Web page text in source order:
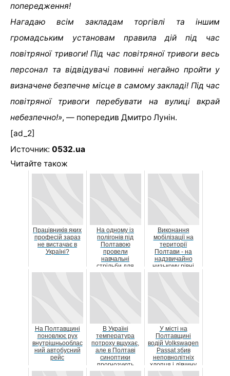
попередження!
Нагадаю всім закладам торгівлі та іншим
громадським установам правила дій під час
повітряної тривоги! Під час повітряної тривоги весь
персонал та відвідувачі повинні негайно пройти у
визначене безпечне місце в самому закладі! Під час
повітряної тривоги перебувати на вулиці вкрай
небезпечно!», — попередив Дмитро Лунін.
[ad_2]
Источник: 0532.ua
Читайте також
Працівників яких
професій зараз
не вистачає в
Україні?
На одному із
полігонів під
Полтавою
провели
навчальні
стрільби для
снайперів із ТрО
Виконання
мобілізації на
території
Полтави - на
надзвичайно
низькому рівні
На Полтавщині
поновлює рух
внутрішньооблас
ний автобусний
рейс
В Україні
температура
потроху вщухає,
але в Полтаві
синоптики
прогнозують
спеку до +31
У місті на
Полтавщині
водій Volkswagen
Passat збив
неповнолітніх
хлопця і дівчину